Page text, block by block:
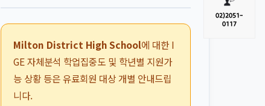
Milton District High School에 대한 I
GE 자체분석 학업집중도 및 학년별 지원가
능 상황 등은 유료회원 대상 개별 안내드립
니다.
02)2051-
0117